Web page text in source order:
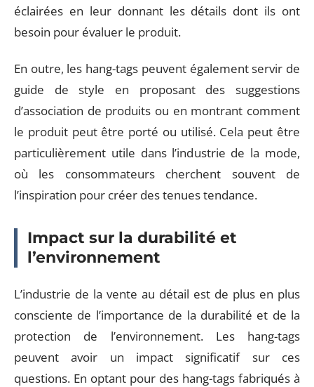
éclairées en leur donnant les détails dont ils ont
besoin pour évaluer le produit.
En outre, les hang-tags peuvent également servir de
guide de style en proposant des suggestions
d’association de produits ou en montrant comment
le produit peut être porté ou utilisé. Cela peut être
particulièrement utile dans l’industrie de la mode,
où les consommateurs cherchent souvent de
l’inspiration pour créer des tenues tendance.
Impact sur la durabilité et
l’environnement
L’industrie de la vente au détail est de plus en plus
consciente de l’importance de la durabilité et de la
protection de l’environnement. Les hang-tags
peuvent avoir un impact significatif sur ces
questions. En optant pour des hang-tags fabriqués à